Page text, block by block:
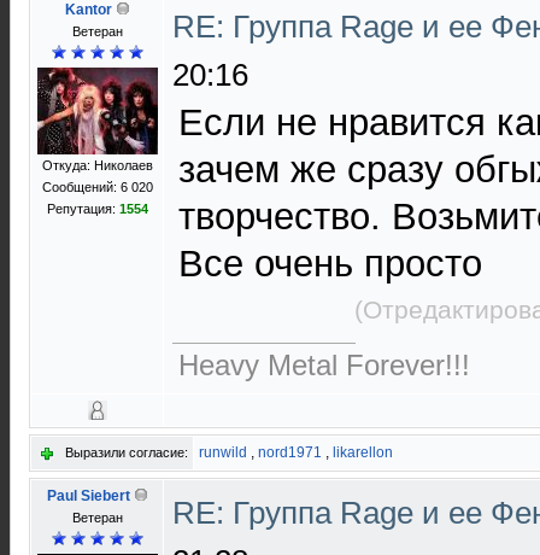
Kantor
Ветеран
Откуда: Николаев
Сообщений: 6 020
Репутация: 1554
RE: Группа Rage и ее
20:16
Если не нравится
зачем же сразу
творчество.
Все очень просто
Heavy Metal Forever!!!
Выразили согласие: runwild , nord1971 , likarellon
Paul Siebert
Ветеран
RE: Группа Rage и ее